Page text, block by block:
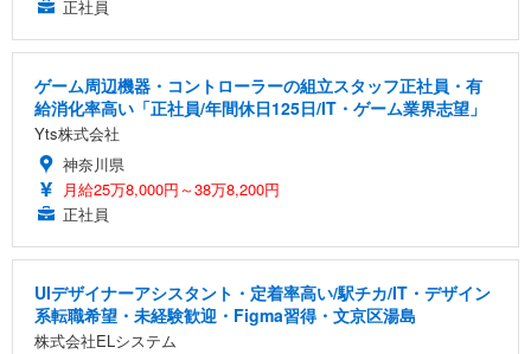
正社員
ゲーム周辺機器・コントローラーの組立スタッフ正社員・有
給消化率高い「正社員/年間休日125日/IT・ゲーム業界志望」
Yts株式会社
神奈川県
月給25万8,000円～38万8,200円
正社員
UIデザイナーアシスタント・定着率高い/駅チカ/IT・デザイン
系転職希望・未経験歓迎・Figma習得・文京区湯島
株式会社ELシステム